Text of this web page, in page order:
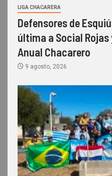
LIGA CHACARERA
Defensores de
última a Social
Anual Chacarero
9 agosto, 2026